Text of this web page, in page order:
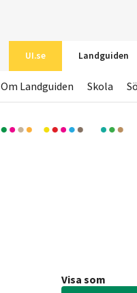
UI.se Landguiden
Om Landguiden Skola
Visa som